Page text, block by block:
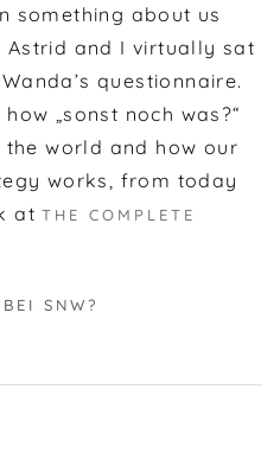
something about us
Astrid and I virtually sat
questionnaire.
„sonst noch was?“
world and how our
works, from today
atTHE COMPLETE
SNW?